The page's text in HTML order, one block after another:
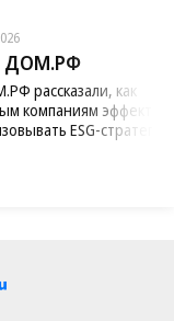
ДОМ.РФ
рассказали, как
компаниям
ESG-стратегию